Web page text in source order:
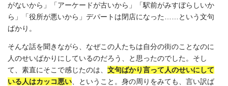
がないから」「アーケードが古いから」「駅前がみすぼらしいか
ら」「役所が悪いから」デパートは閉店になった……という文句
ばかり。
そんな話を聞きながら、なぜこの人たちは自分の街のことなのに
人のせいばかりにしているのだろう、と思ったのでした。そし
て、素直にそこで感じたのは、 文句ばかり言って人のせいにして
いる人はカッコ悪い 、ということ。身の周りをみても、言い訳ば